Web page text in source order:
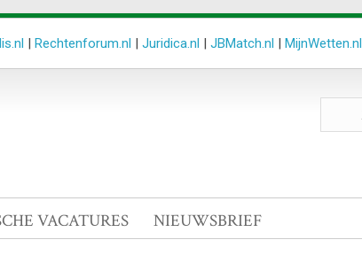
| Rechtenforum.nl | Juridica.nl | JBMatch.nl | MijnWetten.nl
VACATURES NIEUWSBRIEF